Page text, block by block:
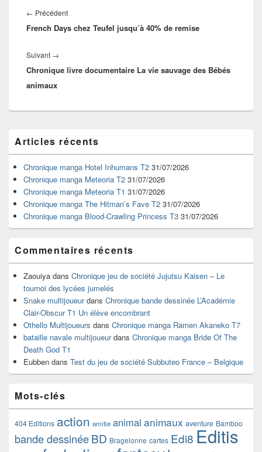
de
l’article
← PrécédentArticle
précédent :
French Days chez Teufel jusqu’à 40% de remise
Suivant →
suivant :
Chronique livre documentaire La vie sauvage des Bébés
animaux
principale
de
widget
pour
barre
latérale
Articles récents
Chronique manga Hotel Inhumans T2 31/07/2026
Chronique manga Meteoria T2 31/07/2026
Chronique manga Meteoria T1 31/07/2026
Chronique manga The Hitman’s Fave T2 31/07/2026
Chronique manga Blood-Crawling Princess T3 31/07/2026
Commentaires récents
Zaouiya dans Chronique jeu de société Jujutsu Kaisen – Le
tournoi des lycées jumelés
Snake multijoueurdans Chronique bande dessinée L’Académie
Clair-Obscur T1 Un élève encombrant
Othello Multijoueurs dans Chronique manga Ramen Akaneko T7
bataille navale multijoueurdans Chronique manga Bride Of The
Death God T1
Eubben dans Test du jeu de société Subbuteo France – Belgique
Mots-clés
404 Editions action amitie animal animaux aventure Bamboo
bande dessinéeBD Bragelonne cartes Edi8 Editis